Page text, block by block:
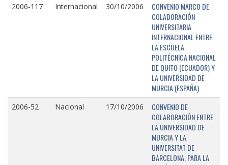
2006-117 Internacional 30/10/2006
CONVENIO MARCO DE
COLABORACIÓN
UNIVERSITARIA
INTERNACIONAL ENTRE
LA ESCUELA
POLITÉCNICA NACIONAL
DE QUITO (ECUADOR) Y
LA UNIVERSIDAD DE
MURCIA (ESPAÑA)
2006-52 Nacional 17/10/2006
CONVENIO DE
COLABORACIÓN ENTRE
LA UNIVERSIDAD DE
MURCIA Y LA
UNIVERSITAT DE
BARCELONA, PARA LA